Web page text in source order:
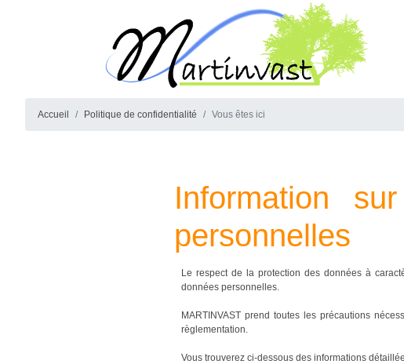
Accueil Politique de confidentialité Vous êtes ici
Information
personnelles
Le respect de la protection des données à
données personnelles.
MARTINVAST prend toutes les précautions
règlementation.
Vous trouverez ci-dessous des informations